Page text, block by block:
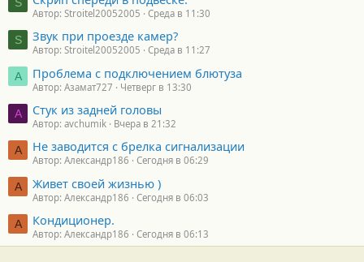
S
Автор: Stroitel20052005 Среда в 11:30
S Звук при проезде камер?
Автор: Stroitel20052005 Среда в 11:27
А Проблема с подключением блютуза
Автор: Азамат727 Четверг в 13:30
A Стук из задней головы
Автор: avchumik Вчера в 21:32
А Не заводится с брелка сигнализации
Автор: Александр186 Сегодня в 06:29
А Живет своей жизнью )
Автор: Александр186 Сегодня в 06:03
А Кондиционер.
Автор: Александр186 Сегодня в 06:13